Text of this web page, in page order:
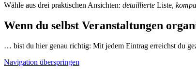
Wähle aus drei praktischen Ansichten: detaillierte Liste,
Wenn du selbst Veranstaltungen
… bist du hier genau richtig: Mit jedem Eintrag erreichst du
Navigation überspringen